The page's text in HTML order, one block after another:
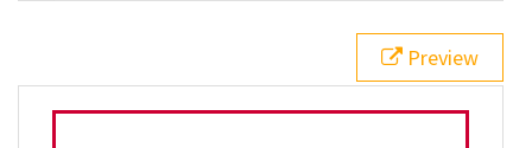
bottom ,
white, rgb(205,0,51));
Preview